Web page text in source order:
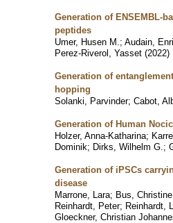
Generation of ENSEMBL-
peptides
Umer, Husen M. ; Audain,
Perez-Riverol, Yasset (2022)
Generation of
hopping
Solanki, Parvinder; Cabot,
Generation of Human
Holzer, Anna-Katharina;
Dominik; Dirks, Wilhelm G. ;
Generation of iPSCs
disease
Marrone, Lara; Bus, Christine
Reinhardt, Peter; Reinhardt,
Gloeckner, Christian